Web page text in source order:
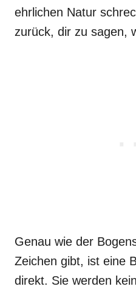
ehrlichen Natur
zurück, dir zu sagen,
Genau wie der
Zeichen gibt, ist eine
direkt. Sie werden